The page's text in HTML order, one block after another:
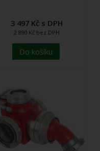
3 497 Kč s DPH
2 890 Kč bez DPH
Do košíku